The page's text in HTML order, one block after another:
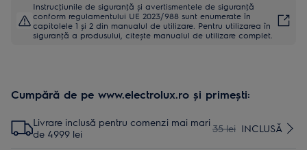
Instrucţiunile de siguranţă și avertismentele de siguranţă
conform regulamentului UE 2023/988 sunt enumerate în
capitolele 1 și 2 din manualul de utilizare. Pentru utilizarea în
siguranţă a produsului, citește manualul de utilizare complet.
Cumpără de pe www.electrolux.ro și primești:
Livrare inclusă pentru comenzi mai mari
de 4999 lei
35 lei INCLUSĂ